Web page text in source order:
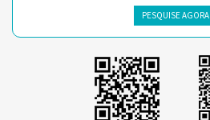
PESQUISE AGORA